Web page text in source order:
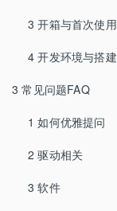
3 开箱与首次使用
4 开发环境与搭建
3 常见问题FAQ
1 如何优雅提问
2 驱动相关
3 软件